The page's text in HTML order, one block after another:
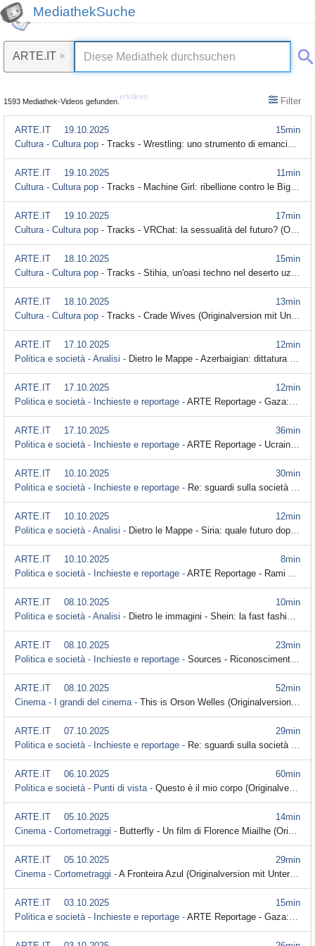
MediathekSuche
ARTE.IT ×
1593 Mediathek-Videos gefunden.
erklären Filter
15min
ARTE.IT
19.10.2025
Cultura - Cultura pop - Tracks - Wrestling: uno strumento di emancipazione queer? (Originalversion mit Untertitel)
11min
ARTE.IT
19.10.2025
Cultura - Cultura pop - Tracks - Machine Girl: ribellione contro le Big Tech (Originalversion mit Untertitel)
17min
ARTE.IT
19.10.2025
Cultura - Cultura pop - Tracks - VRChat: la sessualità del futuro? (Originalversion mit Untertitel)
15min
ARTE.IT
18.10.2025
Cultura - Cultura pop - Tracks - Stihia, un'oasi techno nel deserto uzbeko (Originalversion mit Untertitel)
13min
ARTE.IT
18.10.2025
Cultura - Cultura pop - Tracks - Crade Wives (Originalversion mit Untertitel)
12min
ARTE.IT
17.10.2025
Politica e società - Analisi - Dietro le Mappe - Azerbaigian: dittatura e idrocarburi (Originalversion mit Untertitel)
12min
ARTE.IT
17.10.2025
Politica e società - Inchieste e reportage - ARTE Reportage - Gaza: terapia in tempo di guerra (Originalversion mit Untertitel)
36min
ARTE.IT
17.10.2025
Politica e società - Inchieste e reportage - ARTE Reportage - Ucraina: guerra di droni (Originalversion mit Untertitel)
30min
ARTE.IT
10.10.2025
Politica e società - Inchieste e reportage - Re: sguardi sulla società - Sicilia: a chi fanno comodo gli incendi? (Originalversion mit Untertitel)
12min
ARTE.IT
10.10.2025
Politica e società - Analisi - Dietro le Mappe - Siria: quale futuro dopo Assad? (Originalversion mit Untertitel)
8min
ARTE.IT
10.10.2025
Politica e società - Inchieste e reportage - ARTE Reportage - Rami Abou Jamous, Reporter a Gaza: “Ancora vivo” (Originalversion mit Untertitel)
10min
ARTE.IT
08.10.2025
Politica e società - Analisi - Dietro le immagini - Shein: la fast fashion si ribella (Originalversion mit Untertitel)
23min
ARTE.IT
08.10.2025
Politica e società - Inchieste e reportage - Sources - Riconoscimento facciale: le aziende del tech al centro della sorveglianza (Originalversion mit Untertitel)
52min
ARTE.IT
08.10.2025
Cinema - I grandi del cinema - This is Orson Welles (Originalversion mit Untertitel)
29min
ARTE.IT
07.10.2025
Politica e società - Inchieste e reportage - Re: sguardi sulla società - Portogallo: il miracolo del Sado (Originalversion mit Untertitel)
60min
ARTE.IT
06.10.2025
Politica e società - Punti di vista - Questo è il mio corpo (Originalversion mit Untertitel)
14min
ARTE.IT
05.10.2025
Cinema - Cortometraggi - Butterfly - Un film di Florence Miailhe (Originalversion mit Untertitel)
29min
ARTE.IT
05.10.2025
Cinema - Cortometraggi - A Fronteira Azul (Originalversion mit Untertitel)
15min
ARTE.IT
03.10.2025
Politica e società - Inchieste e reportage - ARTE Reportage - Gaza: una reporter in prima linea (Originalversion mit Untertitel)